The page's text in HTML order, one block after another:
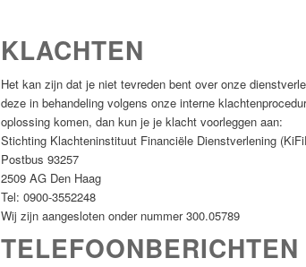
KLACHTEN
Het kan zijn dat je niet tevreden bent over onze
deze in behandeling volgens onze interne
oplossing komen, dan kun je je klacht voorleggen aan:
Stichting Klachteninstituut Financiële Dienstverlening
Postbus 93257
2509 AG Den Haag
Tel: 0900-3552248
Wij zijn aangesloten onder nummer 300.05789
TELEFOONBERICHTEN